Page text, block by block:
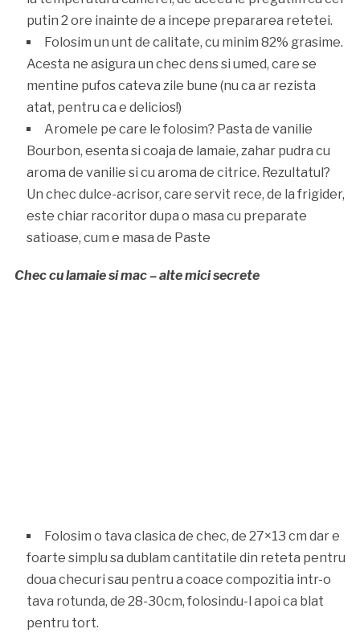
putin 2 ore inainte de a incepe prepararea retetei.
Folosim un unt de calitate, cu minim 82% grasime.
Acesta ne asigura un chec dens si umed, care se
mentine pufos cateva zile bune (nu ca ar rezista
atat, pentru ca e delicios!)
Aromele pe care le folosim? Pasta de vanilie
Bourbon, esenta si coaja de lamaie, zahar pudra cu
aroma de vanilie si cu aroma de citrice. Rezultatul?
Un chec dulce-acrisor, care servit rece, de la frigider,
este chiar racoritor dupa o masa cu preparate
satioase, cum e masa de Paste
Chec cu lamaie si mac – alte mici secrete
Folosim o tava clasica de chec, de 27×13 cm dar e
foarte simplu sa dublam cantitatile din reteta pentru
doua checuri sau pentru a coace compozitia intr-o
tava rotunda, de 28-30cm, folosindu-l apoi ca blat
pentru tort.